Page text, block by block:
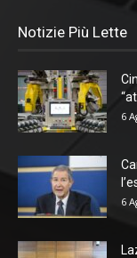
Notizie Più Lette
6
6